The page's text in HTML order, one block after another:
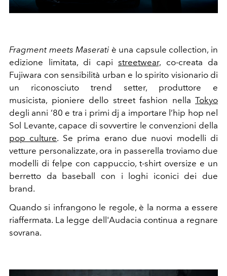
Fragment meetsMaserati è una capsule collection, in
edizione limitata, di capi streetwear, co-creata da
Fujiwara con sensibilità urban e lo spirito visionario di
un riconosciuto trend setter, produttore e
musicista, pioniere dello street fashion nella Tokyo
degli anni ’80 e tra i primi dj a importare l’hip hop nel
Sol Levante, capace di sovvertire le convenzioni della
pop culture. Se prima erano due nuovi modelli di
vetture personalizzate, ora in passerella troviamo due
modelli di felpe con cappuccio, t-shirt oversize e un
berretto da baseball con i loghi iconici dei due
brand.
Quando si infrangono le regole, è la norma a essere
riaffermata. La legge dell'Audacia continua a regnare
sovrana.